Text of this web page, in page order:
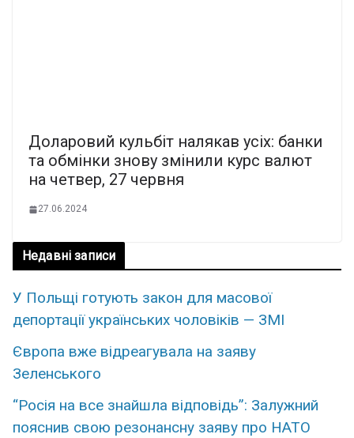
Доларовий кульбіт налякав усіх: банки
та обмінки знову змінили курс валют
на четвер, 27 червня
27.06.2024
Недавні записи
У Польщі готують закон для масової
депортації українських чоловіків — ЗМІ
Європа вже відреагувала на заяву
Зеленського
“Росія на все знайшла відповідь”: Залужний
пояснив свою резонансну заяву про НАТО